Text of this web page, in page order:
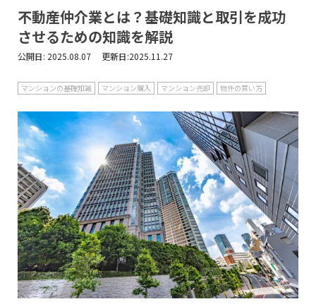
不動産仲介業とは？基礎知識と取引を成功
させるための知識を解説
公開日: 2025.08.07 更新日:2025.11.27
マンションの基礎知識 マンション購入 マンション売却 物件の買い方